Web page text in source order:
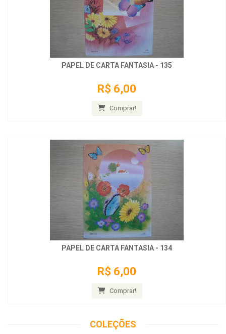
PAPEL DE CARTA FANTASIA - 135
R$ 6,00
Comprar!
PAPEL DE CARTA FANTASIA - 134
R$ 6,00
Comprar!
COLEÇÕES